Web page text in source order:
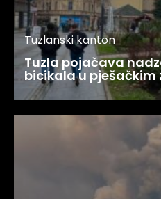
Tuzlanski kanton
Tuzla pojačava
bicikala u pješačkim